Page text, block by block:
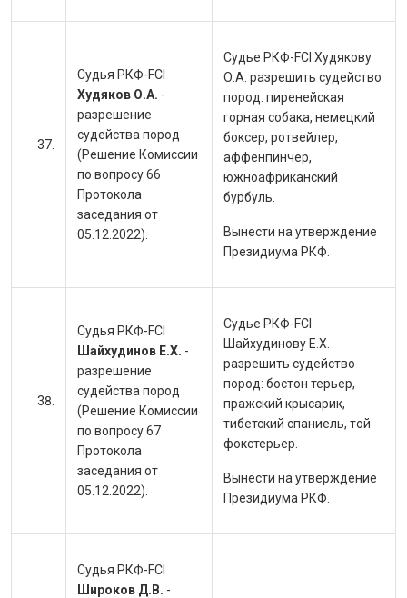
Судья РКФ-FCI
Худяков О.А. -
разрешение
судейства пород
(Решение Комиссии
по вопросу 66
Протокола
заседания от
05.12.2022).
Судье РКФ-FCI Худякову
О.А. разрешить судейство
пород: пиренейская
горная собака, немецкий
боксер, ротвейлер,
аффенпинчер,
южноафриканский
бурбуль.
Вынести на утверждение
Президиума РКФ.
Судья РКФ-FCI
Шайхудинов Е.Х. -
разрешение
судейства пород
(Решение Комиссии
по вопросу 67
Протокола
заседания от
05.12.2022).
Судье РКФ-FCI
Шайхудинову Е.Х.
разрешить судейство
пород: бостон терьер,
пражский крысарик,
тибетский спаниель, той
фокстерьер.
Вынести на утверждение
Президиума РКФ.
Судья РКФ-FCI
Широков Д.В. -